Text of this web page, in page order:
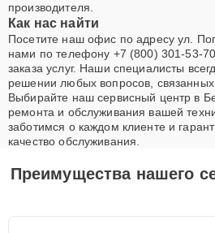
производителя.
Как нас найти
Посетите наш офис по адресу ул.
нами по телефону +7 (800) 301-53-
заказа услуг. Наши специалисты
решении любых вопросов,
Выбирайте наш сервисный центр в
ремонта и обслуживания вашей
заботимся о каждом клиенте и
качество обслуживания.
Преимущества нашего